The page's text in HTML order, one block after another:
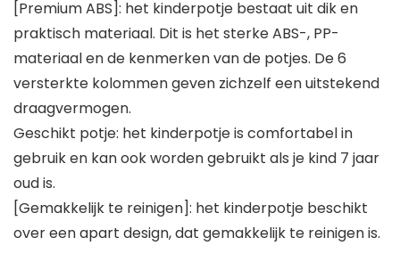
[Premium ABS]: het kinderpotje bestaat uit dik en
praktisch materiaal. Dit is het sterke ABS-, PP-
materiaal en de kenmerken van de potjes. De 6
versterkte kolommen geven zichzelf een uitstekend
draagvermogen.
Geschikt potje: het kinderpotje is comfortabel in
gebruik en kan ook worden gebruikt als je kind 7 jaar
oud is.
[Gemakkelijk te reinigen]: het kinderpotje beschikt
over een apart design, dat gemakkelijk te reinigen is.